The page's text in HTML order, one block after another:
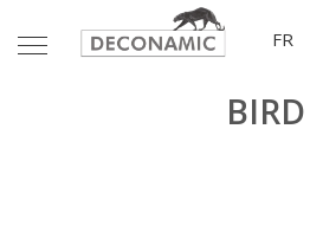
FR
BIRD